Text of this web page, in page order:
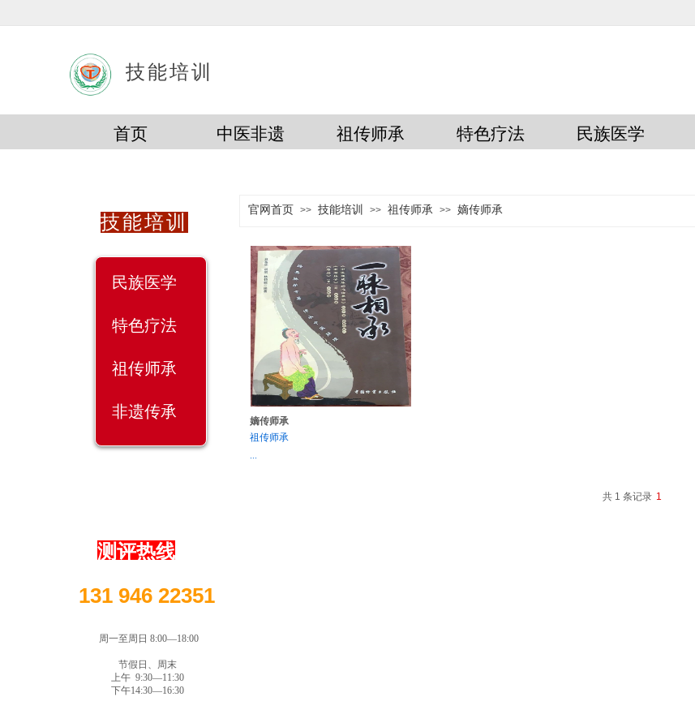
技能培训
首页 中医非遗 祖传师承 特色疗法 民族医学
官网首页 >> 技能培训 >> 祖传师承 >> 嫡传师承
技能培训
嫡传师承
祖传师承
...
共 1 条记录 1
民族医学
特色疗法
祖传师承
非遗传承
测评热线
周一至周日 8:00—18:00
节假日、周末
上午 9:30—11:30
下午14:30—16:30
131 946 22351